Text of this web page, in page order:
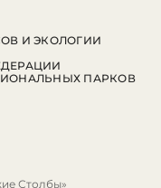
И ЭКОЛОГИИ
ПАРКОВ
Столбы»